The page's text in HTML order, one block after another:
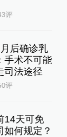
评
后确诊乳
手术不可能
司法途径
评
14天可免
如何规定？